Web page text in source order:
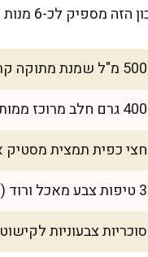
מנות נדיבות, או אפילו 8 אם מגישים בקערות קטנות לצד קינוח נוסף.
500 מ"ל שמנת מתוקה קרה
400 גרם חלב מרוכז ממותק
חצי כפית תמצית מסטיק
3 טיפות צבע מאכל ורוד (לא חובה, אבל מוסיף למראה המסורתי)
סוכריות צבעוניות